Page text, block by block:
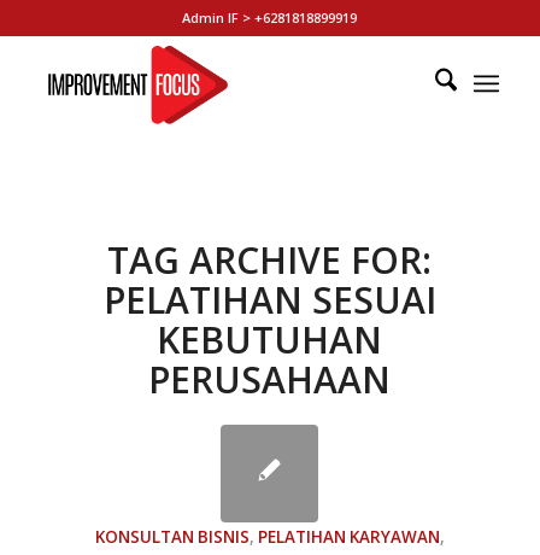
Admin IF > +6281818899919
TAG ARCHIVE FOR:
PELATIHAN SESUAI
KEBUTUHAN
PERUSAHAAN
KONSULTAN BISNIS, PELATIHAN KARYAWAN,